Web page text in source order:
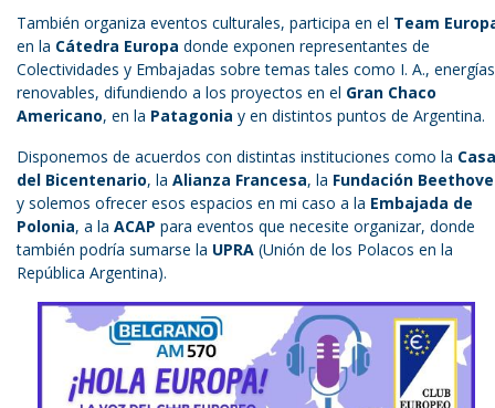
También organiza eventos culturales, participa en el Team
en la Cátedra Europa donde exponen representantes de
Colectividades y Embajadas sobre temas tales como I. A., energías
renovables, difundiendo a los proyectos en el Gran Chaco
Americano, en la Patagonia y en distintos puntos de Argentina.
Disponemos de acuerdos con distintas instituciones como la Casa
del Bicentenario, la Alianza Francesa, la Fundación
y solemos ofrecer esos espacios en mi caso a la Embajada de
Polonia, a la ACAP para eventos que necesite organizar, donde
también podría sumarse la UPRA (Unión de los Polacos en la
República Argentina).